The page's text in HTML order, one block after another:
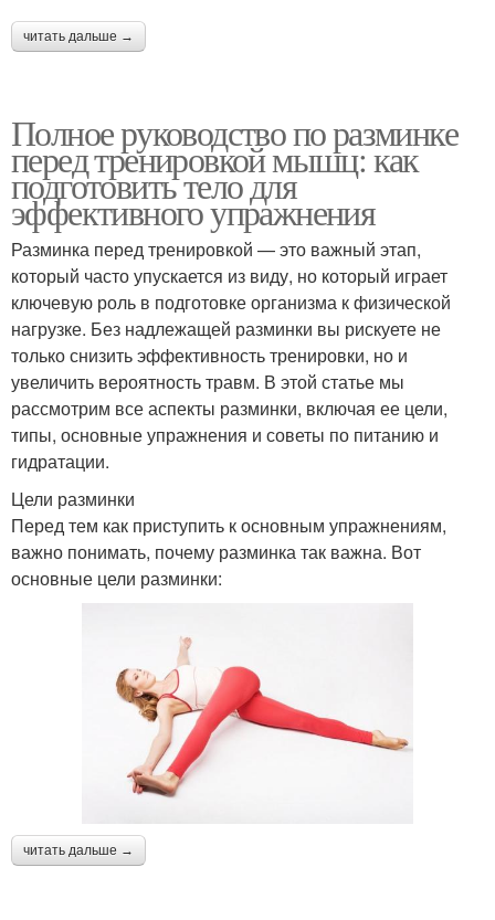
читать дальше →
Полное руководство по разминке
перед тренировкой мышц: как
подготовить тело для
эффективного упражнения
Разминка перед тренировкой — это важный этап,
который часто упускается из виду, но который играет
ключевую роль в подготовке организма к физической
нагрузке. Без надлежащей разминки вы рискуете не
только снизить эффективность тренировки, но и
увеличить вероятность травм. В этой статье мы
рассмотрим все аспекты разминки, включая ее цели,
типы, основные упражнения и советы по питанию и
гидратации.
Цели разминки
Перед тем как приступить к основным упражнениям,
важно понимать, почему разминка так важна. Вот
основные цели разминки:
читать дальше →